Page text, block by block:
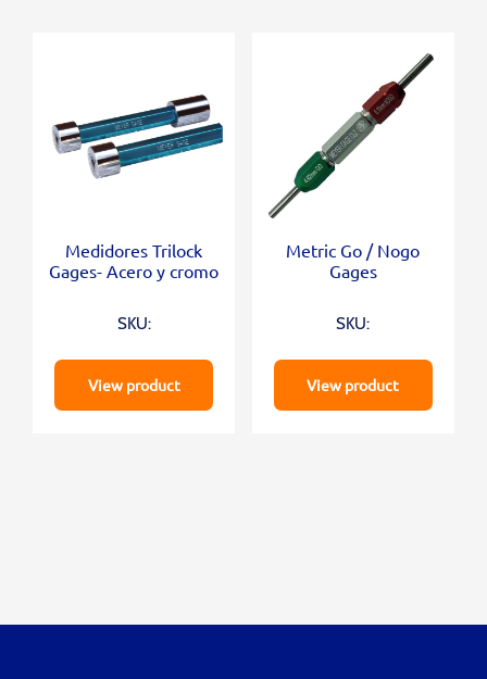
Medidores Trilock
Gages- Acero y cromo
SKU:
View product
Metric Go / Nogo
Gages
SKU:
View product